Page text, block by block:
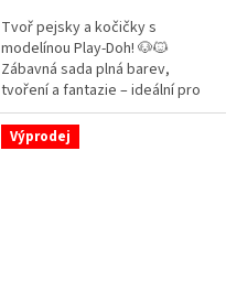
5
hvězdiček.
Tvoř pejsky a kočičky s
modelínou Play-Doh! 🐶🐱
Zábavná sada plná barev,
tvoření a fantazie – ideální pro
malé tvůrce od 3 let. 🎨 Více
👉 MODELOVACÍCH PRODUKTŮ
Výprodej